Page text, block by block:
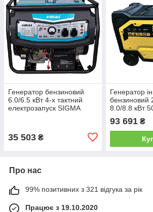
Генератор бензиновий
6.0/6.5 кВт 4-х тактний
електрозапуск SIGMA
35 503 ₴
Генератор
бензиновий
8.0/8.8 кВт
SIGMA
93 691₴
Про нас
99% позитивних з 321 відгука за рік
Працює з 19.10.2020